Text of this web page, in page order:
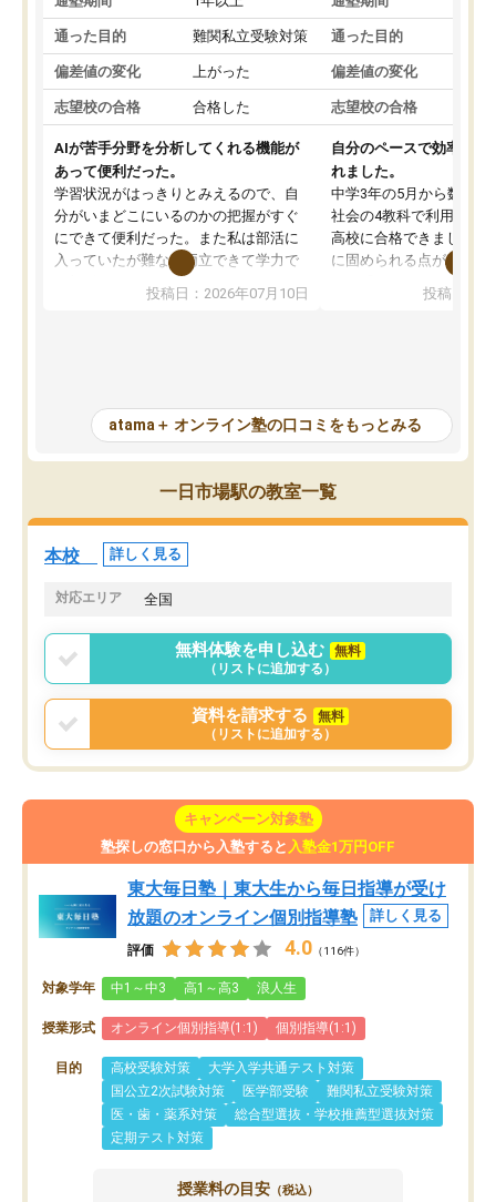
通った目的 難関私立受験対策
偏差値の変化 上がった
志望校の合格 合格した
AIが苦手分野を分析してくれる機能が
あって便利だった。
学習状況がはっきりとみえるので、自
分がいまどこにいるのかの把握がすぐ
にできて便利だった。また私は部活に
入っていたが難なく両立できて学力で
も部活でも結果を残すことができてよ
かった。また問題演習の際に、自分が
が、自分で自分の管理ができない人に
とっては難しい部分もあるのではない
かと思った。
投稿日：2026年07月10日
通った目的
偏差値の変化
志望校の合格
自分のペースで効率よく
れました。
中学3年の5月から数学・
社会の4教科で利用し、
高校に合格できました。
に固められる点が魅力で
項目のおかげで、手軽
元数が可視化されるので
しながら意欲的に取り組
常に効果を実感している
になった現在も大学受験
して利用しており、自信
すめできる塾です。
投稿日：
atama＋ オンライン塾の口コミをもっとみる
一日市場駅の教室一覧
本校 詳しく見る
対応エリア 全国
無料体験を申し込む
無料
（リストに追加する）
資料を請求する
無料
（リストに追加する）
キャンペーン対象塾
塾探しの窓口から入塾すると 入塾金1万円OFF
東大毎日塾｜東大生から毎日指導が受け
放題のオンライン個別指導塾
詳しく見る
評価 4.0 （116件）
対象学年 中1～中3 高1～高3 浪人生
授業形式 オンライン個別指導(1:1) 個別指導(1:1)
目的 高校受験対策
大学入学共通テスト対策
国公立2次試験対策
医学部受験
難関私立受験対策
医・歯・薬系対策
総合型選抜・学校推薦型選抜対策
定期テスト対策
授業料の目安 （税込）